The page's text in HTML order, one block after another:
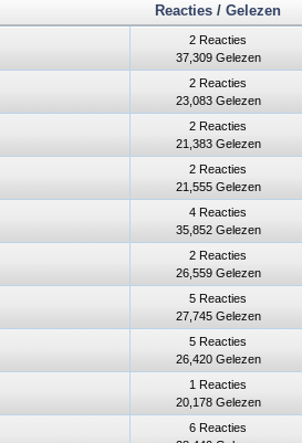
Reacties/ Gelezen
2 Reacties
37,309 Gelezen
2 Reacties
23,083 Gelezen
2 Reacties
21,383 Gelezen
2 Reacties
21,555 Gelezen
4 Reacties
35,852 Gelezen
2 Reacties
26,559 Gelezen
5 Reacties
27,745 Gelezen
5 Reacties
26,420 Gelezen
1 Reacties
20,178 Gelezen
6 Reacties